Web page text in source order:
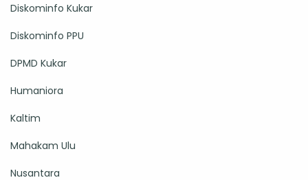
Diskominfo Kukar
Diskominfo PPU
DPMD Kukar
Humaniora
Kaltim
Mahakam Ulu
Nusantara